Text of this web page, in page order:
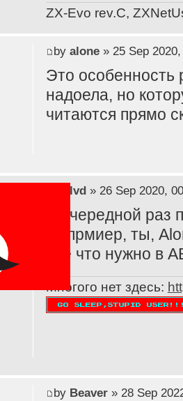
ZX-Evo rev.C,
by alone» 25 Sep 2020,
Это особенность
надоела, но
читаются прямо
lvd» 26 Sep 2020,
В очередной раз
Напрмиер, ты,
всё что нужно в
Многого нет здесь:
by Beaver» 28 Sep